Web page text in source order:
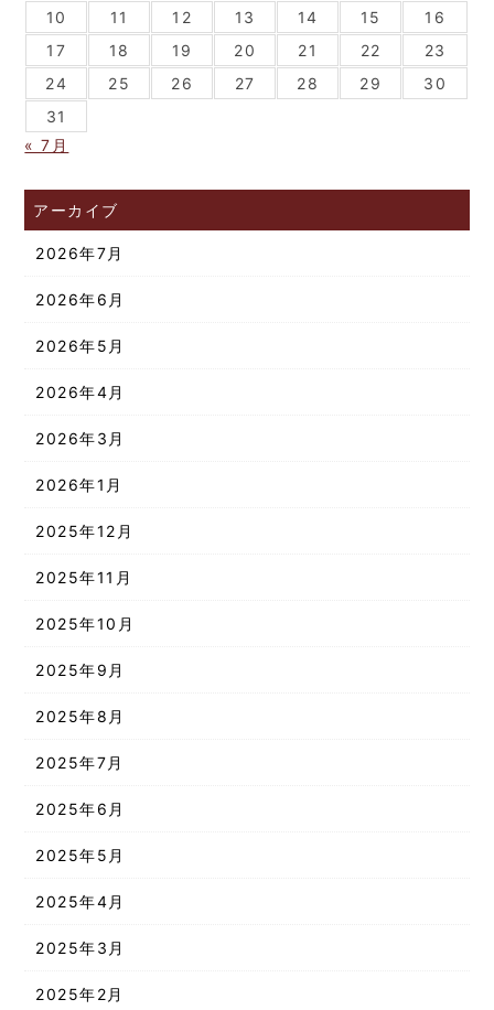
10
11 12 13 14 15
16
17
18 19 20 21 22
23
24
25 26 27 28 29
30
31
« 7月
アーカイブ
2026年7月
2026年6月
2026年5月
2026年4月
2026年3月
2026年1月
2025年12月
2025年11月
2025年10月
2025年9月
2025年8月
2025年7月
2025年6月
2025年5月
2025年4月
2025年3月
2025年2月